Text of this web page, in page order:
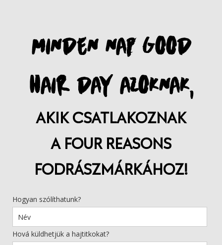
MINDEN NAP GOOD
HAIR DAY AZOKNAK,
AKIK CSATLAKOZNAK
A FOUR REASONS
FODRÁSZMÁRKÁHOZ!
Hogyan szólíthatunk?
Hová küldhetjük a hajtitkokat?